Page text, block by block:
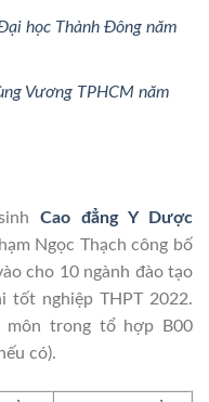
học Thành Đông năm
Vương TPHCM năm
Cao đẳng Y Dược
Ngọc Thạch công bố
cho 10 ngành đào tạo
nghiệp THPT 2022.
môn trong tổ hợp B00
có).